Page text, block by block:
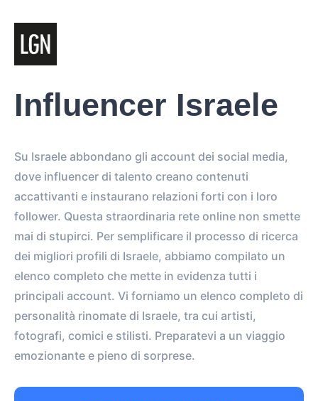
Influencer Israele
Su Israele abbondano gli account dei social media,
dove influencer di talento creano contenuti
accattivanti e instaurano relazioni forti con i loro
follower. Questa straordinaria rete online non smette
mai di stupirci. Per semplificare il processo di ricerca
dei migliori profili di Israele, abbiamo compilato un
elenco completo che mette in evidenza tutti i
principali account. Vi forniamo un elenco completo di
personalità rinomate di Israele, tra cui artisti,
fotografi, comici e stilisti. Preparatevi a un viaggio
emozionante e pieno di sorprese.